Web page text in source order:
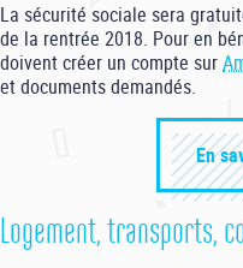
La sécurité sociale sera
de la rentrée 2018. Pour en
doivent créer un compte sur
et documents demandés.
En
Logement, transports,